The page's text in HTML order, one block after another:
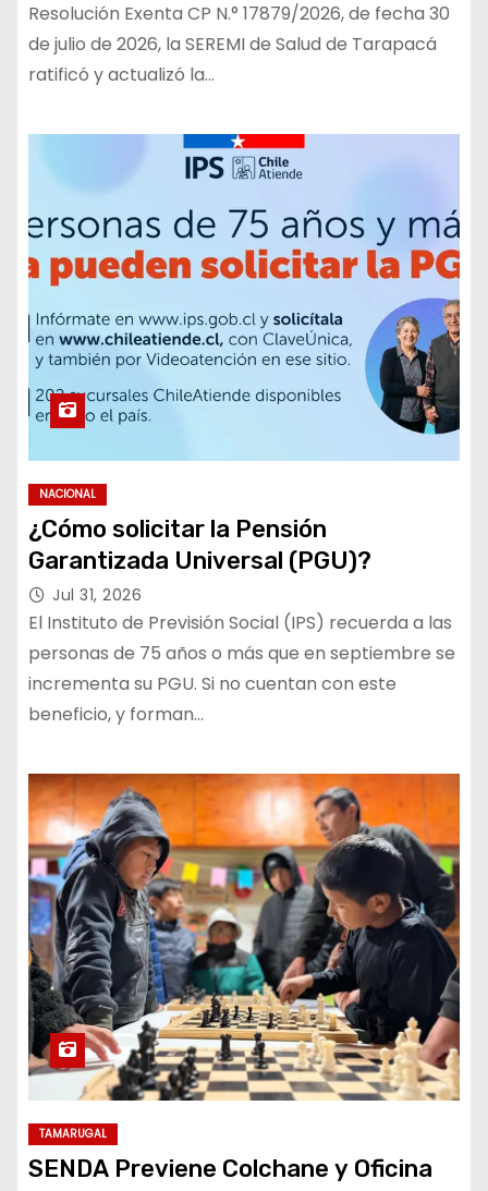
Resolución Exenta CP N.° 17879/2026, de fecha 30
de julio de 2026, la SEREMI de Salud de Tarapacá
ratificó y actualizó la…
NACIONAL
¿Cómo solicitar la Pensión
Garantizada Universal (PGU)?
Jul 31, 2026
El Instituto de Previsión Social (IPS) recuerda a las
personas de 75 años o más que en septiembre se
incrementa su PGU. Si no cuentan con este
beneficio, y forman…
TAMARUGAL
SENDA Previene Colchane y Oficina